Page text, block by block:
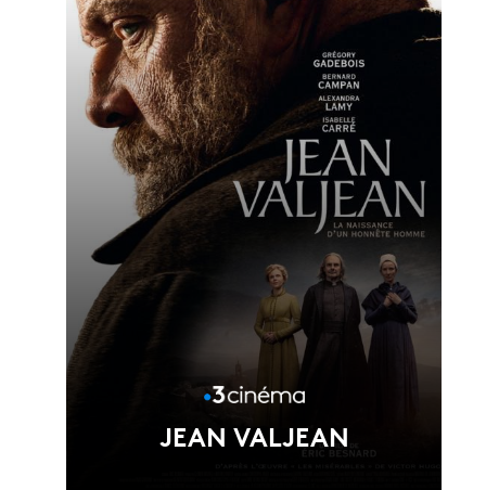
Réalisé par Joséphine Japy
Voir la fiche du film
JEAN VALJEAN